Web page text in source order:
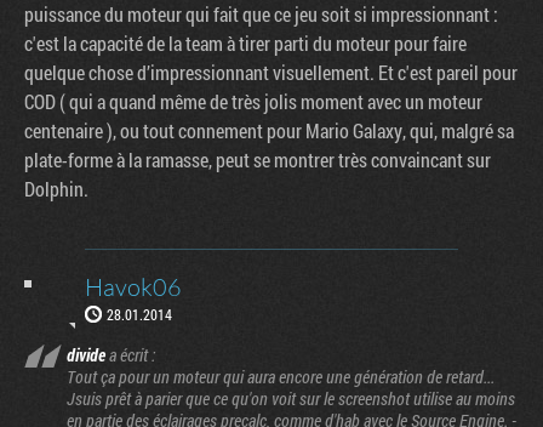
puissance du moteur qui fait que ce jeu soit si impressionnant :
c'est la capacité de la team à tirer parti du moteur pour faire
quelque chose d’impressionnant visuellement. Et c'est pareil pour
COD ( qui a quand même de très jolis moment avec un moteur
centenaire ), ou tout connement pour Mario Galaxy, qui, malgré sa
plate-forme à la ramasse, peut se montrer très convaincant sur
Dolphin.
Havok06
28.01.2014
dividea écrit :
Tout ça pour un moteur qui aura encore une génération de retard...
Jsuis prêt à parier que ce qu'on voit sur le screenshot utilise au moins
en partie des éclairages precalc, comme d'hab avec le Source Engine. -